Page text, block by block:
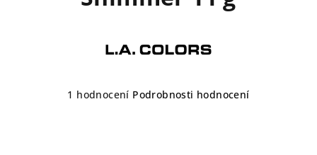
Průměrné
1 hodnocení Podrobnosti hodnocení